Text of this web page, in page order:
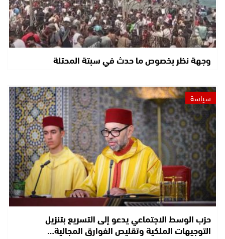
وجهة نظر بخصوص ما حدث في سبتة المحتلة
سياسة
حزب الوسط الاجتماعي يدعو إلى التسريع بتنزيل
التوجيهات الملكية وتقليص الفوارق المجالية…